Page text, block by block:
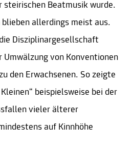
steirischen Beatmusik wurde.
allerdings meist aus.
Disziplinargesellschaft
Umwälzung von Konventionen
den Erwachsenen. So zeigte
beispielsweise bei der
vieler älterer
auf Kinnhöhe